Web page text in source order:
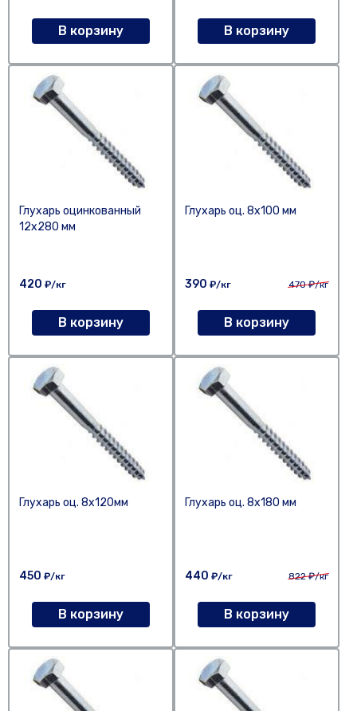
В корзину В корзину
Глухарь оцинкованный
12х280 мм
420 ₽/кг
В корзину
Глухарь оц. 8х100 мм
390 ₽/кг 470₽/кг
В корзину
Глухарь оц. 8х120мм
450 ₽/кг
В корзину
Глухарь оц. 8х180 мм
440 ₽/кг 822₽/кг
В корзину